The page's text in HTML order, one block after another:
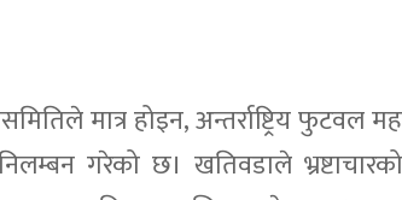
मात्र होइन, अन्तर्राष्ट्रिय फुटवल
गरेको छ। खतिवडाले